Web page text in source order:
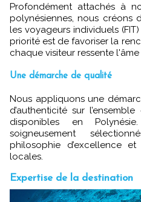
Profondément attachés à
polynésiennes, nous créons
les voyageurs individuels
priorité est de favoriser la
chaque visiteur ressente
Une démarche de qualité
Nous appliquons une
d’authenticité sur
disponibles en
soigneusement
philosophie d’excellence
locales.
Expertise de la destination